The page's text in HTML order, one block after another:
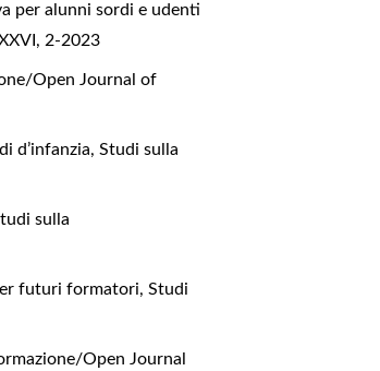
per alunni sordi e udenti
2-2023
Open Journal of
d’infanzia,Studi sulla
sulla
futuri formatori,Studi
Open Journal